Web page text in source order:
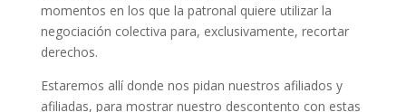
momentos en los que la patronal quiere utilizar la
negociación colectiva para, exclusivamente, recortar
derechos.
Estaremos allí donde nos pidan nuestros afiliados y
afiliadas, para mostrar nuestro descontento con estas